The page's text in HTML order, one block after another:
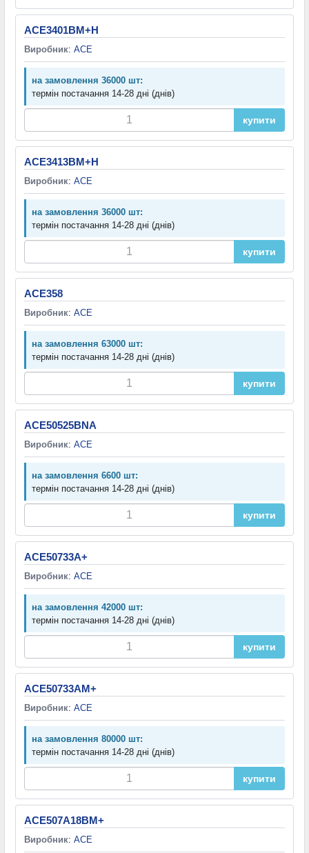
ACE3401BM+H
Виробник: ACE
на замовлення 36000 шт:
термін постачання 14-28 дні (днів)
купити
ACE3413BM+H
Виробник: ACE
на замовлення 36000 шт:
термін постачання 14-28 дні (днів)
купити
ACE358
Виробник: ACE
на замовлення 63000 шт:
термін постачання 14-28 дні (днів)
купити
ACE50525BNA
Виробник: ACE
на замовлення 6600 шт:
термін постачання 14-28 дні (днів)
купити
ACE50733A+
Виробник: ACE
на замовлення 42000 шт:
термін постачання 14-28 дні (днів)
купити
ACE50733AM+
Виробник: ACE
на замовлення 80000 шт:
термін постачання 14-28 дні (днів)
купити
ACE507A18BM+
Виробник: ACE